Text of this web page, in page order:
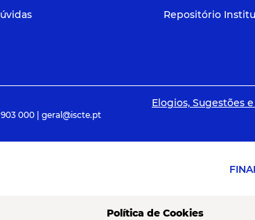
Repositório
903 000 | geral@iscte.pt
Elogios, Sugestões
Política de Cookies